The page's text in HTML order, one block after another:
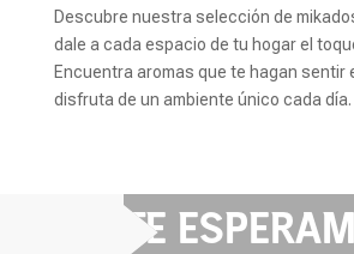
Descubre nuestra selección de
dale a cada espacio de tu hogar el
Encuentra aromas que te hagan sentir
disfruta de un ambiente único cada día.
TE